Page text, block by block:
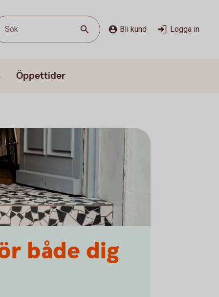
Sök Bli kund Logga in
Öppettider
både dig